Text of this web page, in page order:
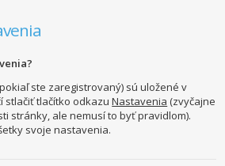
ste zaregistrovaný) sú uložené v
stlačiť tlačítko odkazuNastavenia (zvyčajne
stránky, ale nemusí to byť pravidlom).
svoje nastavenia.